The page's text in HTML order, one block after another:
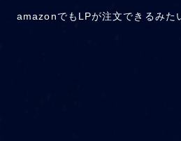
amazonでもLPが注文できるみた